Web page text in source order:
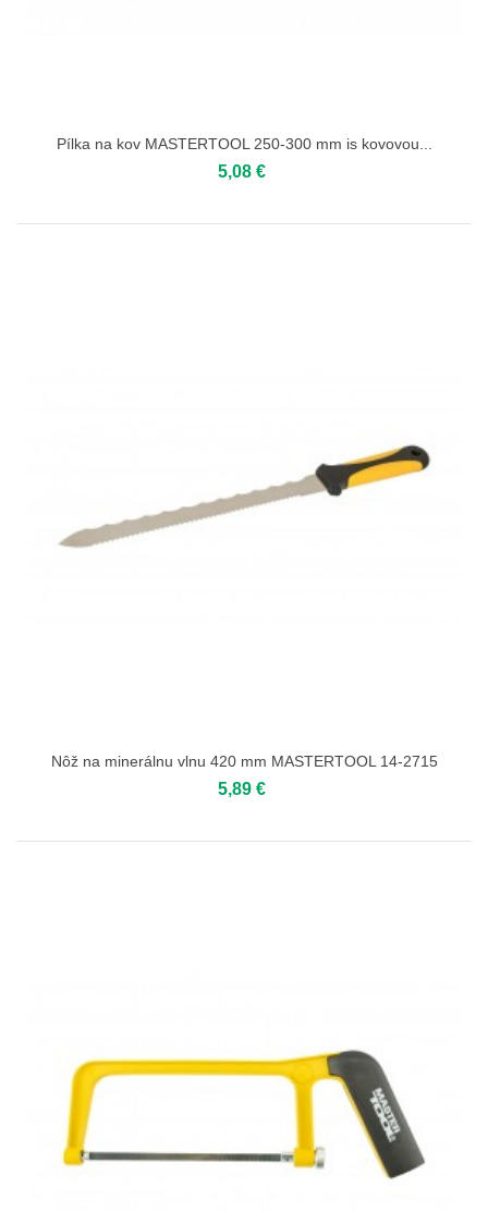
Pílka na kov MASTERTOOL 250-300 mm іs kovovou...
5,08 €
Nôž na minerálnu vlnu 420 mm MASTERTOOL 14-2715
5,89 €